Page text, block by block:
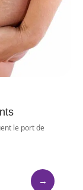
le port de